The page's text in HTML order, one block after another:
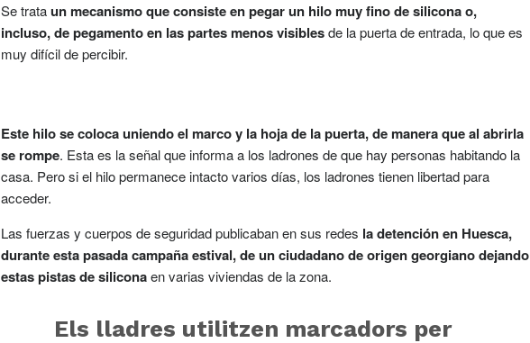
Se trataun mecanismo que consiste en pegar un hilo muy fino de silicona o,
incluso, de pegamento en las partes menos visiblesde la puerta de entrada, lo que es
muy difícil de percibir.
Este hilo se coloca uniendo el marco y la hoja de la puerta, de manera que al abrirla
se rompe. Esta es la señal que informa a los ladrones de que hay personas habitando la
casa. Pero si el hilo permanece intacto varios días, los ladrones tienen libertad para
acceder.
Las fuerzas y cuerpos de seguridad publicaban en sus redes la detención en Huesca,
durante esta pasada campaña estival, de un ciudadano de origen georgiano dejando
estas pistas de siliconaen varias viviendas de la zona.
Els lladres utilitzen marcadors per